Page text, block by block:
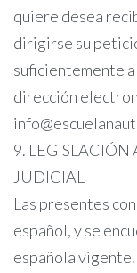
quiere desea
dirigirse su
suficientemente a
dirección
9.
JUDICIAL
Las presentes
español, y se
española vigente.